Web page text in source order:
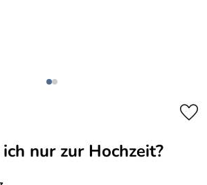
nur zur Hochzeit?